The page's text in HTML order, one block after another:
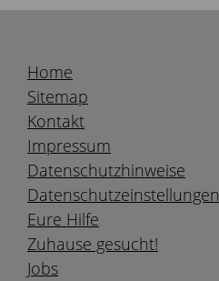
Home
Sitemap
Kontakt
Impressum
Datenschutzhinweise
Datenschutzeinstellungen
Eure Hilfe
Zuhause gesucht!
Jobs